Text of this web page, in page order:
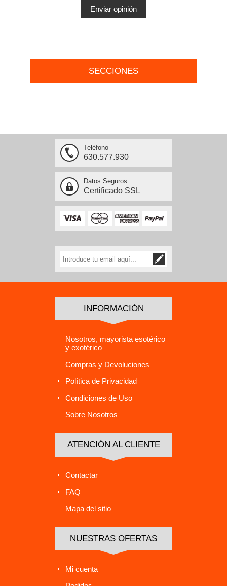
SECCIONES
Teléfono
630.577.930
Datos Seguros
Certificado SSL
INFORMACIÓN
Nosotros, mayorista esotérico
y exotérico
Compras y Devoluciones
Política de Privacidad
Condiciones de Uso
Sobre Nosotros
ATENCIÓN AL CLIENTE
Contactar
FAQ
Mapa del sitio
NUESTRAS OFERTAS
Mi cuenta